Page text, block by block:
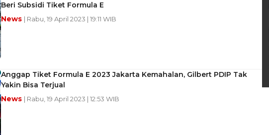
Beri Subsidi Tiket Formula E
News | Rabu, 19 April 2023 | 19:11 WIB
Anggap Tiket Formula E 2023 Jakarta Kemahalan, Gilbert PDIP Tak
Yakin Bisa Terjual
News | Rabu, 19 April 2023 | 12:53 WIB